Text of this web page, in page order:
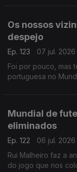
Os nossos
despejo
Ep. 123
07 jul. 2026
Foi por pouco, mas
portuguesa no
Mundial de
eliminados
Ep. 122
06 jul. 2026
Rui Malheiro faz a
do jogo que nos